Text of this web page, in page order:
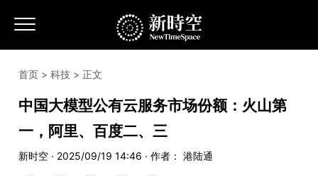
首页 > 科技 > 正文
中国大模型公有云服务市场份额：火山第
一，阿里、百度二、三
新时空 · 2025/09/19 14:46 · 作者： 港陆通